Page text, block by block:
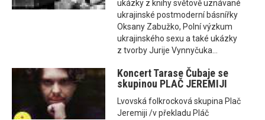
ukázky z knihy světově uznávané
ukrajinské postmoderní básnířky
Oksany Zabužko, Polní výzkum
ukrajinského sexu a také ukázky
z tvorby Jurije Vynnyčuka...
Koncert Tarase Čubaje se
skupinou PLAČ JEREMIJI
Lvovská folkrocková skupina Plač
Jeremiji /v překladu Pláč